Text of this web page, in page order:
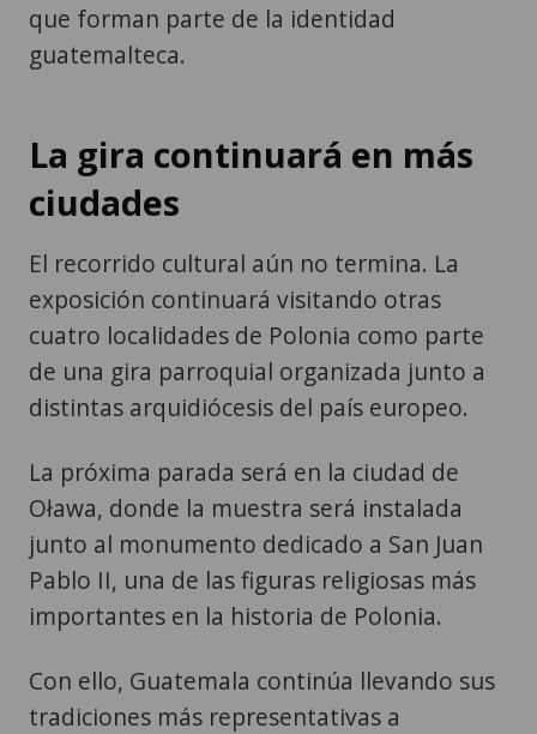
que forman parte de la identidad
guatemalteca.
La gira continuará en más
ciudades
El recorrido cultural aún no termina. La
exposición continuará visitando otras
cuatro localidades de Polonia como parte
de una gira parroquial organizada junto a
distintas arquidiócesis del país europeo.
La próxima parada será en la ciudad de
Oława, donde la muestra será instalada
junto al monumento dedicado a San Juan
Pablo II, una de las figuras religiosas más
importantes en la historia de Polonia.
Con ello, Guatemala continúa llevando sus
tradiciones más representativas a